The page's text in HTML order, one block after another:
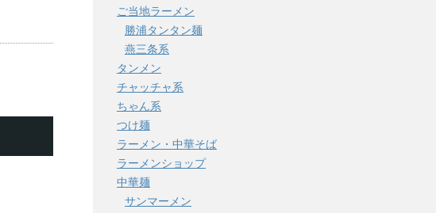
ご当地ラーメン
勝浦タンタン麺
燕三条系
タンメン
チャッチャ系
ちゃん系
つけ麺
ラーメン・中華そば
ラーメンショップ
中華麺
サンマーメン